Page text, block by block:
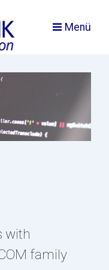
Menü
with
family